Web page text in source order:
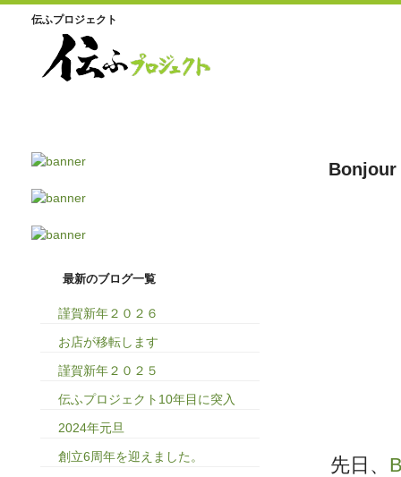
伝ふプロジェクト
Bonjour
先日、
最新のブログ一覧
謹賀新年２０２６
お店が移転します
謹賀新年２０２５
伝ふプロジェクト10年目に突入
2024年元旦
創立6周年を迎えました。